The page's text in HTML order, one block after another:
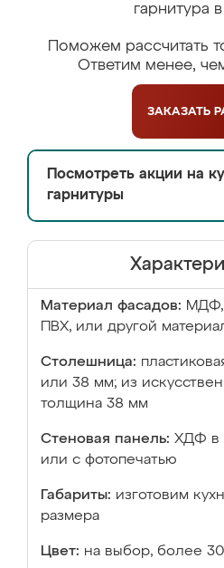
гарнитура
Поможем рассчитать
Ответим менее,
ЗАКАЗАТЬ
Посмотреть акции на
гарнитуры
Материал фасадов: МДФ,
ПВХ, или другой
Столешница:
или 38 мм; из
толщина 38 мм
Стеновая панель: ХДФ в
или с фотопечатью
Габариты: изготовим
размера
Цвет: на выбор, более